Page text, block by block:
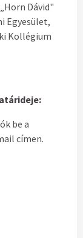
Dávid"
Egyesület,
Kollégium
be a
címen.